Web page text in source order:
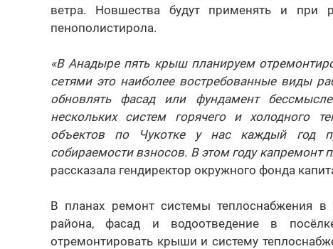
ветра. Новшества будут применять и
пенополистирола.
«В Анадыре пять крыш планируем
сетями это наиболее востребованные виды
обновлять фасад или фундамент
нескольких систем горячего и холодного
объектов по Чукотке у нас каждый год
собираемости взносов. В этом году капремонт
рассказала гендиректор окружного фонда
В планах ремонт системы теплоснабжения
района, фасад и водоотведение в
отремонтировать крыши и систему